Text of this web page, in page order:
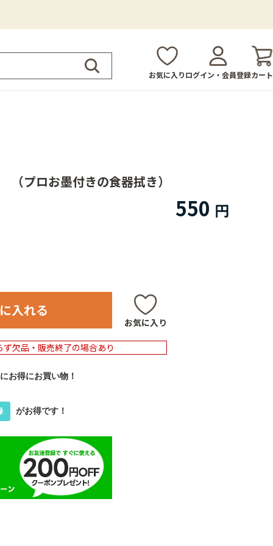
お気に入りログイン・会員登録カート
プロお墨付きの食器拭き）
550
入れる
お気に入り
欠品・販売終了の場合あり
お得にお買い物！
がお得です！